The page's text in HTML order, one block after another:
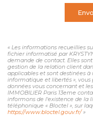
« Les informations recueillies
fichier informatisé par
demande de contact. Elles
gestion de la relation client
applicables et sont destinées
informatique et libertés »,
données vous concernant et
IMMOBILIER Paris 13eme
informons de l'existence de la
téléphonique « Bloctel », sur
https://www.bloctel.gouv.fr/»